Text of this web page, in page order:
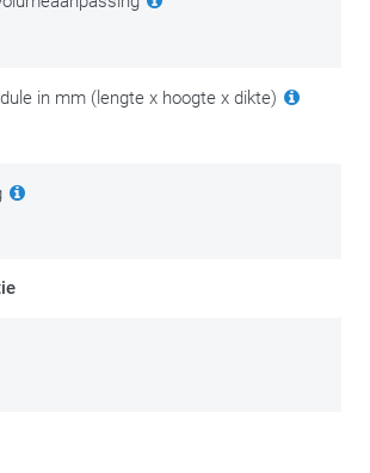
in mm (lengte x hoogte x dikte)